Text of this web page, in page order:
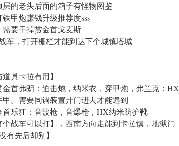
的老头后面的箱子有怪物图鉴
甲炮赚钱升级推荐度sss
要干掉赏金首戈麦斯
车，打开栅栏才能到达下个城镇塔城
具卡拉有用】
首弗朗：迫击炮，纳米衣，穿甲炮，弗兰克：HX
。需要同调装置开门进去才能遇到
乐狂：音波枪，音爆枪，HX纳米防护靴
战车可以打】，西南方向走能到卡拉镇，地狱门
有先后却别】